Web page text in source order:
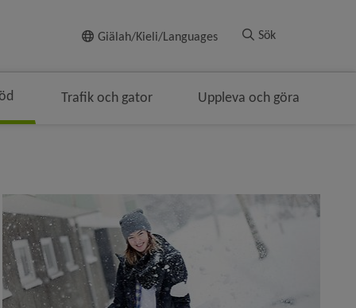
Giälah/Kieli/Languages Sök
Trafik och gator Uppleva och göra